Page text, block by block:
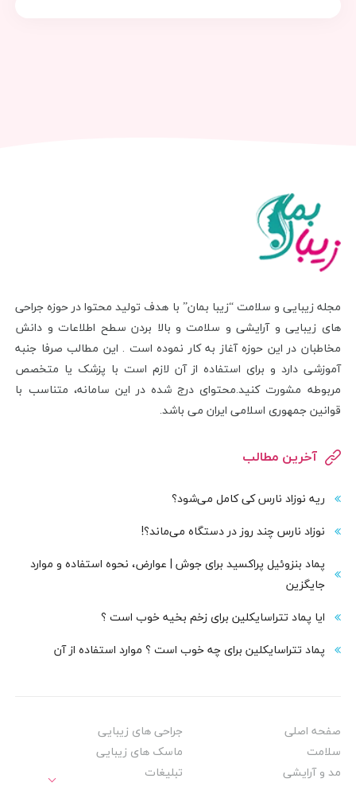
مجله زیبایی و سلامت “زیبا بمان” با هدف تولید محتوا در حوزه جراحی
های زیبایی و آرایشی و سلامت و بالا بردن سطح اطلاعات و دانش
مخاطبان در این حوزه آغاز به کار نموده است . این مطالب صرفا جنبه
آموزشی دارد و برای استفاده از آن لازم است با پزشک یا متخصص
مربوطه مشورت کنید.محتوای درج شده در این سامانه، متناسب با
قوانین جمهوری اسلامی ایران می باشد.
آخرین مطالب
ریه نوزاد نارس کی کامل می‌شود؟
نوزاد نارس چند روز در دستگاه می‌ماند؟!
پماد بنزوئیل پراکسید برای جوش | عوارض، نحوه استفاده و موارد
جایگزین
ایا پماد تتراسایکلین برای زخم بخیه خوب است ؟
پماد تتراسایکلین برای چه خوب است ؟ موارد استفاده از آن
صفحه اصلی
جراحی های زیبایی
سلامت
ماسک های زیبایی
مد و آرایشی
تبلیغات